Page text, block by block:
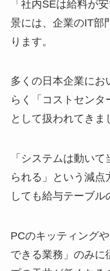
「社内SEは給料が
景には、企業のIT部
ります。
多くの日本企業にお
らく「コストセンタ
として扱われてきま
「システムは動い
られる」という減点
しても給与テーブル
PCのキッティング
できる業務」のみに